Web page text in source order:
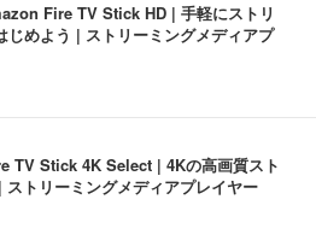
Fire TV Stick HD | 手軽にストリ
じめよう | ストリーミングメディアプ
TV Stick 4K Select | 4Kの高画質スト
ストリーミングメディアプレイヤー